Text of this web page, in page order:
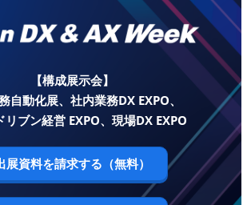
【構成展示会】
自動化展、社内業務DX EXPO、
リブン経営 EXPO、現場DX EXPO
展資料を請求する（無料）